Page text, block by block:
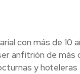
con más de 10
anfitrión de más
y